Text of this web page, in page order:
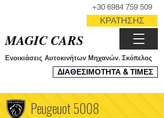
+30 6984 759 509
ΔΙΑΘΕΣΙΜΟΤΗΤΑ & ΤΙΜΕΣ
MAGIC CARS
Ενοικιάσεις Αυτοκινήτων Μηχανών. Σκόπελος
ΚΡΑΤΗΣΗΣ
Peugeuot 5008